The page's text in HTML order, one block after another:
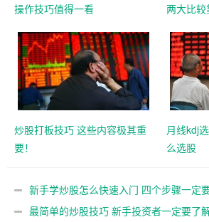
操作技巧值得一看
两大比
炒股打板技巧 这些内容极其重
要！
月线kdj
么选股
新手学炒股怎么快速入门 四个步骤一定
最简单的炒股技巧 新手投资者一定要了